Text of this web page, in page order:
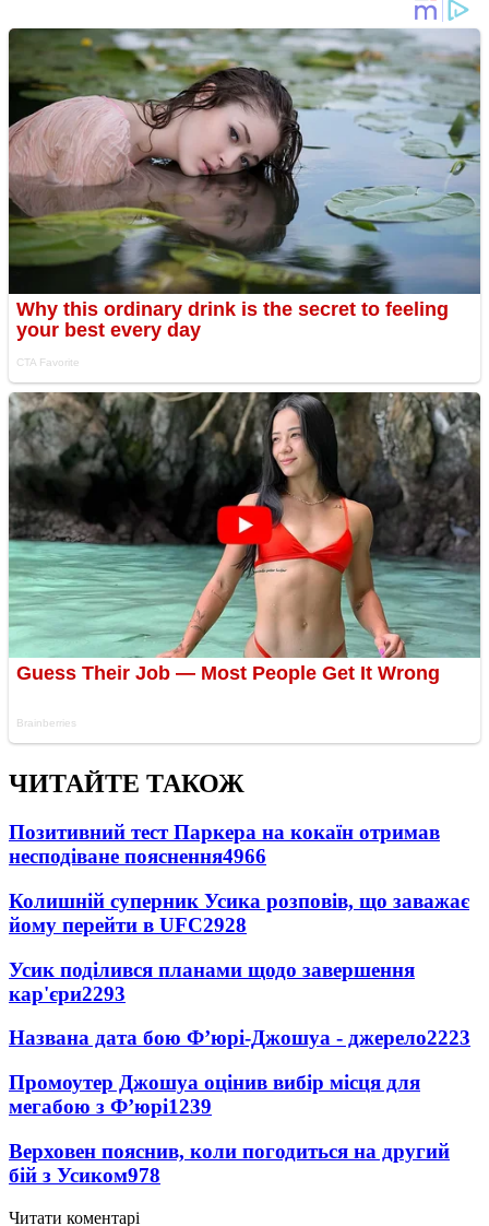
ЧИТАЙТЕ ТАКОЖ
Позитивний тест Паркера на кокаїн отримав
несподіване пояснення4966
Колишній суперник Усика розповів, що заважає
йому перейти в UFC2928
Усик поділився планами щодо завершення
кар'єри2293
Названа дата бою Ф’юрі-Джошуа - джерело2223
Промоутер Джошуа оцінив вибір місця для
мегабою з Ф’юрі1239
Верховен пояснив, коли погодиться на другий
бій з Усиком978
Читати коментарі